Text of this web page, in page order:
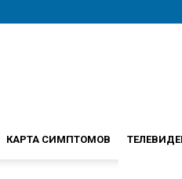
КАРТА СИМПТОМОВ